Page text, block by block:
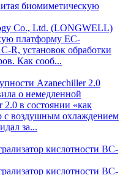
биомиметическую
Co., Ltd. (LONGWELL)
платформу EC-
R, установок обработки
Как сооб...
Azanechiller 2.0
о немедленной
2.0 в состоянии «как
с воздушным охлаждением
за...
кислотности BC-
кислотности BC-